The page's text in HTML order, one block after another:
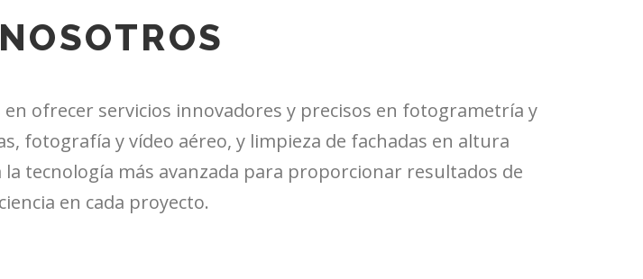
ofrecer servicios innovadores y precisos en fotogrametría y
fotografía y vídeo aéreo, y limpieza de fachadas en altura
tecnología más avanzada para proporcionar resultados de
en cada proyecto.